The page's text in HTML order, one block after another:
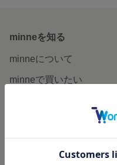
minneを知る
minneについて
minneで買いたい
ランキング